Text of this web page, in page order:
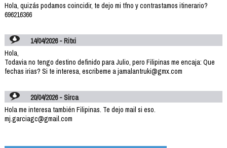
Hola, quizás podamos coincidir, te dejo mi tfno y contrastamos itinerario?
696216366
14/04/2026 - Ritxi
Hola,
Todavia no tengo destino definido para Julio, pero Filipinas me encaja: Que
fechas irias? Si te interesa, escribeme a jamalantruki@gmx.com
20/04/2026 - Sirca
Hola me interesa también Filipinas. Te dejo mail si eso.
mj.garciagc@gmail.com